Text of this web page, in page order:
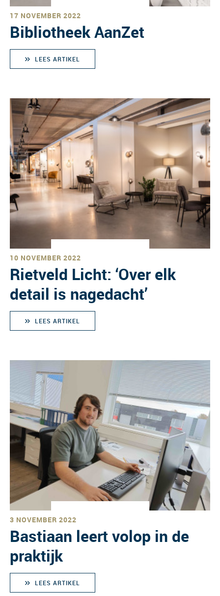
17 NOVEMBER 2022
Bibliotheek AanZet
LEES ARTIKEL
10 NOVEMBER 2022
Rietveld Licht: ‘Over elk
detail is nagedacht’
LEES ARTIKEL
3 NOVEMBER 2022
Bastiaan leert volop in de
praktijk
LEES ARTIKEL